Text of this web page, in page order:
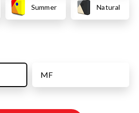
Summer Natural
MF